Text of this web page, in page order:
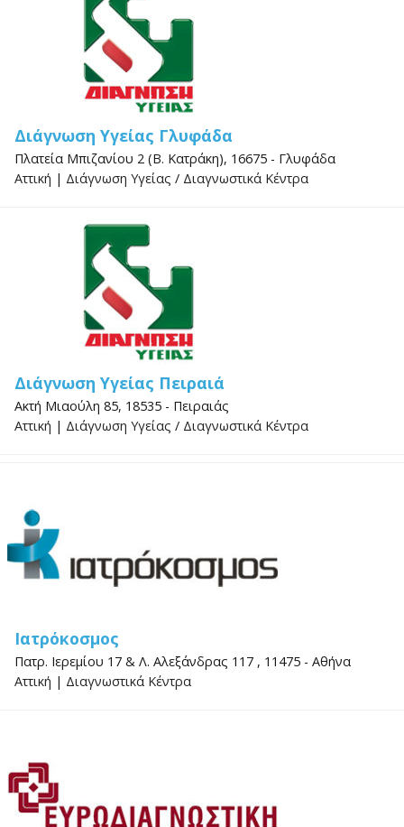
Διάγνωση Υγείας Γλυφάδα
Πλατεία Μπιζανίου 2 (Β. Κατράκη), 16675 - Γλυφάδα
Αττική | Διάγνωση Υγείας / Διαγνωστικά Κέντρα
Διάγνωση Υγείας Πειραιά
Ακτή Μιαούλη 85, 18535 - Πειραιάς
Αττική | Διάγνωση Υγείας / Διαγνωστικά Κέντρα
Ιατρόκοσμος
Πατρ. Ιερεμίου 17 & Λ. Αλεξάνδρας 117 , 11475 - Αθήνα
Αττική | Διαγνωστικά Κέντρα